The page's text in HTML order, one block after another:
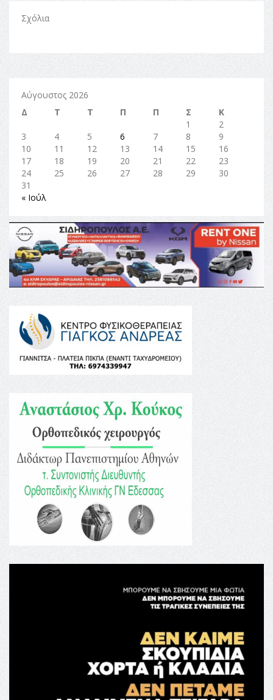
Σχόλια
Αύγουστος 2026
Δ
Τ Τ Π Π Σ
Κ
1
2
3
4 5 6 7 8
9
10
11 12 13 14 15
16
17
18 19 20 21 22
23
24
25 26 27 28 29
30
31
« Ιούλ